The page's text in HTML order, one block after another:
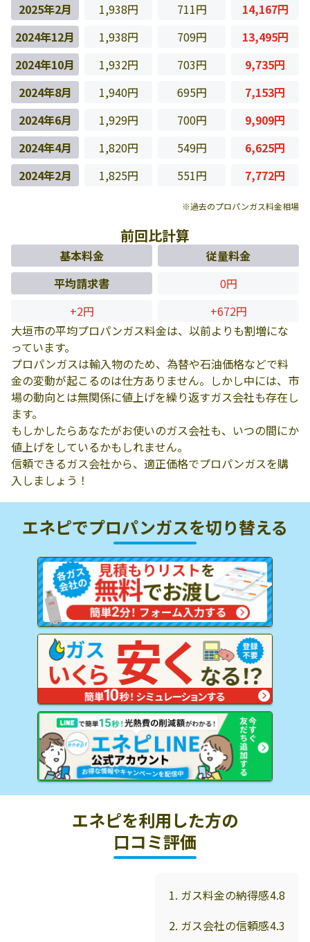
2025年2月
1,938円 711円
14,167円
2024年12月
1,938円 709円
13,495円
2024年10月
1,932円 703円
9,735円
2024年8月
1,940円 695円
7,153円
2024年6月
1,929円 700円
9,909円
2024年4月
1,820円 549円
6,625円
2024年2月
1,825円 551円 7,772円
※過去のプロパンガス料金相場
前回比計算
基本料金
従量料金
平均請求書
0円
+2円
+672円
大垣市の平均プロパンガス料金は、以前よりも割増にな
っています。
プロパンガスは輸入物のため、為替や石油価格などで料
金の変動が起こるのは仕方ありません。しかし中には、市
場の動向とは無関係に値上げを繰り返すガス会社も存在し
ます。
もしかしたらあなたがお使いのガス会社も、いつの間にか
値上げをしているかもしれません。
信頼できるガス会社から、適正価格でプロパンガスを購
入しましょう！
エネピでプロパンガスを切り替える
エネピを利用した方の
口コミ評価
1. ガス料金の納得感4.8
2. ガス会社の信頼感4.3